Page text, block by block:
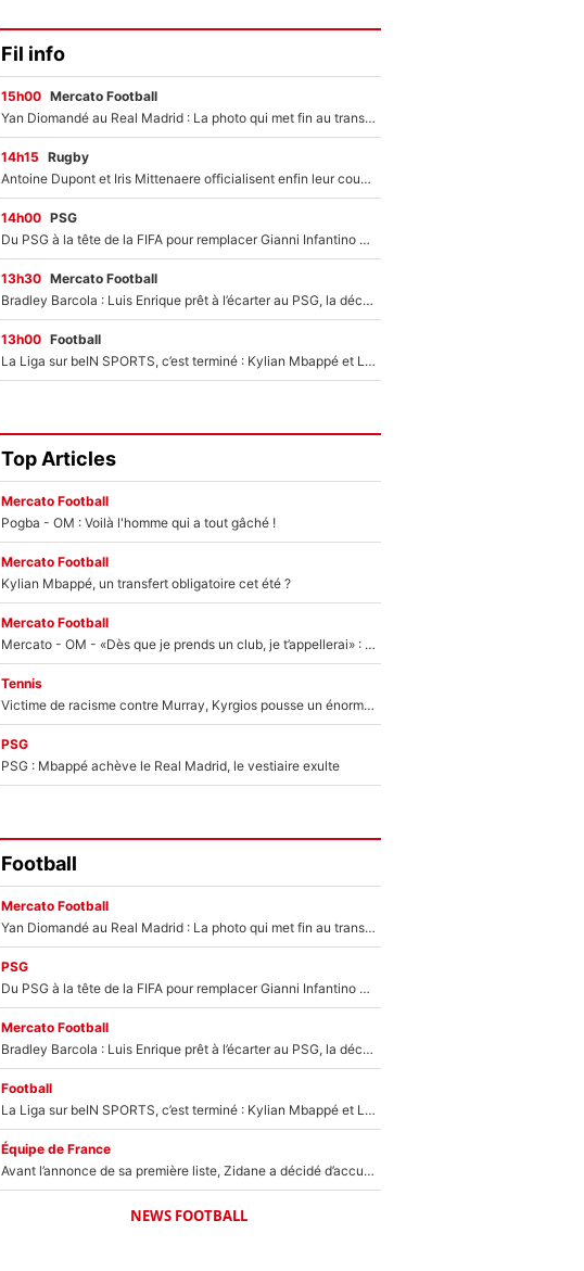
Fil info
15h00 Mercato Football
Yan Diomandé au Real Madrid : La photo qui met fin au transfert de l’été !
14h15 Rugby
Antoine Dupont et Iris Mittenaere officialisent enfin leur couple : La photo qui enflamme les réseaux sociaux
14h00 PSG
Du PSG à la tête de la FIFA pour remplacer Gianni Infantino ? «Il serait un mauvais président», le patron de la Liga s'attaque à Nasser Al-Khelaïfi !
13h30 Mercato Football
Bradley Barcola : Luis Enrique prêt à l’écarter au PSG, la décision qui va accélérer son transfert à Liverpool ?
13h00 Football
La Liga sur beIN SPORTS, c’est terminé : Kylian Mbappé et Lamine Yamal changent de chaîne, «le moment était venu d'ouvrir un nouveau chapitre»
Top Articles
Mercato Football
Pogba - OM : Voilà l'homme qui a tout gâché !
Mercato Football
Kylian Mbappé, un transfert obligatoire cet été ?
Mercato Football
Mercato - OM - «Dès que je prends un club, je t’appellerai» : La promesse de Marcelino au moment de claquer la porte
Tennis
Victime de racisme contre Murray, Kyrgios pousse un énorme coup de gueule !
PSG
PSG : Mbappé achève le Real Madrid, le vestiaire exulte
Football
Mercato Football
Yan Diomandé au Real Madrid : La photo qui met fin au transfert de l’été !
PSG
Du PSG à la tête de la FIFA pour remplacer Gianni Infantino ? «Il serait un mauvais président», le patron de la Liga s'attaque à Nasser Al-Khelaïfi !
Mercato Football
Bradley Barcola : Luis Enrique prêt à l’écarter au PSG, la décision qui va accélérer son transfert à Liverpool ?
Football
La Liga sur beIN SPORTS, c’est terminé : Kylian Mbappé et Lamine Yamal changent de chaîne, «le moment était venu d'ouvrir un nouveau chapitre»
Équipe de France
Avant l’annonce de sa première liste, Zidane a décidé d’accueillir une nouvelle tête en équipe de France
NEWS FOOTBALL